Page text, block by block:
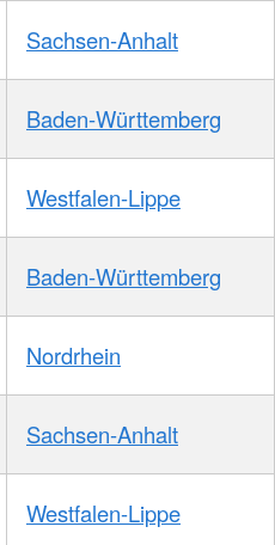
Sachsen-Anhalt
Baden-Württemberg
Westfalen-Lippe
Baden-Württemberg
Nordrhein
Sachsen-Anhalt
Westfalen-Lippe